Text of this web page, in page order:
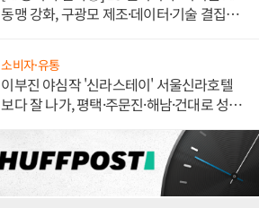
동맹 강화, 구광모 제조·데이터·기술 결집
소비자·유통
이부진 야심작 '신라스테이' 서울신라호텔
보다 잘 나가, 평택·주문진·해남·건대로 성